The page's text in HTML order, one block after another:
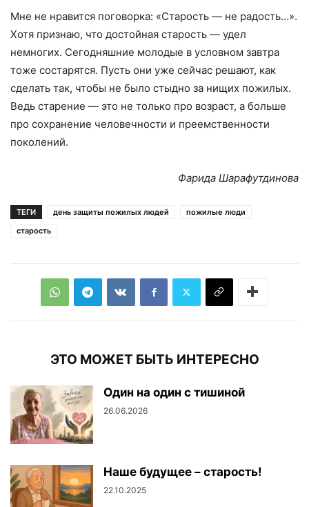
Мне не нравится поговорка: «Старость — не радость…».
Хотя признаю, что достойная старость — удел
немногих. Сегодняшние молодые в условном завтра
тоже состарятся. Пусть они уже сейчас решают, как
сделать так, чтобы не было стыдно за нищих пожилых.
Ведь старение — это не только про возраст, а больше
про сохранение человечности и преемственности
поколений.
Фарида Шарафутдинова
ТЕГИ день защиты пожилых людей
пожилые люди
старость
ЭТО МОЖЕТ БЫТЬ ИНТЕРЕСНО
Один на один с тишиной
26.06.2026
Наше будущее – старость!
22.10.2025